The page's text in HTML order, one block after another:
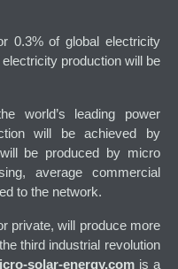
0.3% of global electricity
production will be
world’s leading power
will be achieved by
be produced by micro
average commercial
to the network.
private, will produce more
third industrial revolution
solar-energy.comis a